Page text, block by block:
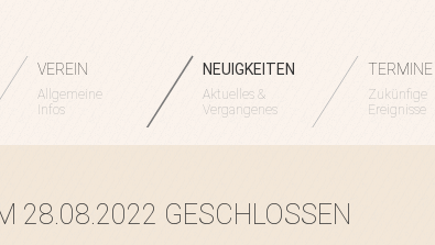
VEREIN
Allgemeine
Infos
NEUIGKEITEN
Aktuelles &
Vergangenes
TERMINE
Zukünfige
Ereignisse
28.08.2022 GESCHLOSSEN